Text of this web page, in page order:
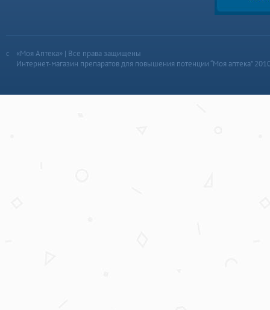
«Моя Аптека» | Все права защищены
Интернет-магазин препаратов для повышения потенции “Моя аптека”